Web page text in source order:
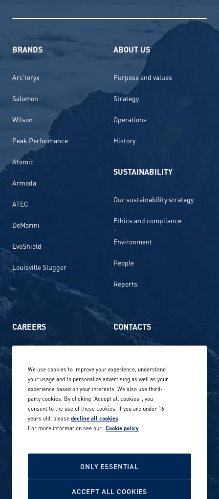
BRANDS
Arc’teryx
Salomon
Wilson
Peak Performance
Atomic
Armada
ATEC
DeMarini
EvoShield
Louisville Slugger
ABOUT US
Purpose and values
Strategy
Operations
History
SUSTAINABILITY
Our sustainability strategy
Ethics and compliance
Environment
People
Reports
CAREERS
Our locations globally
Career stories
Careers in sports
CONTACTS
Privacy Policy
Site terms
Cookie Policy
We use cookies to improve your experience, understand
your usage and to personalize advertising as well as your
experience based on your interests. We also use third-
party cookies. By clicking "Accept all cookies", you
consent to the use of these cookies. If you are under 16
years old, pleasedecline all cookies.
For more information see our Cookie policy
ONLY ESSENTIAL
ACCEPT ALL COOKIES